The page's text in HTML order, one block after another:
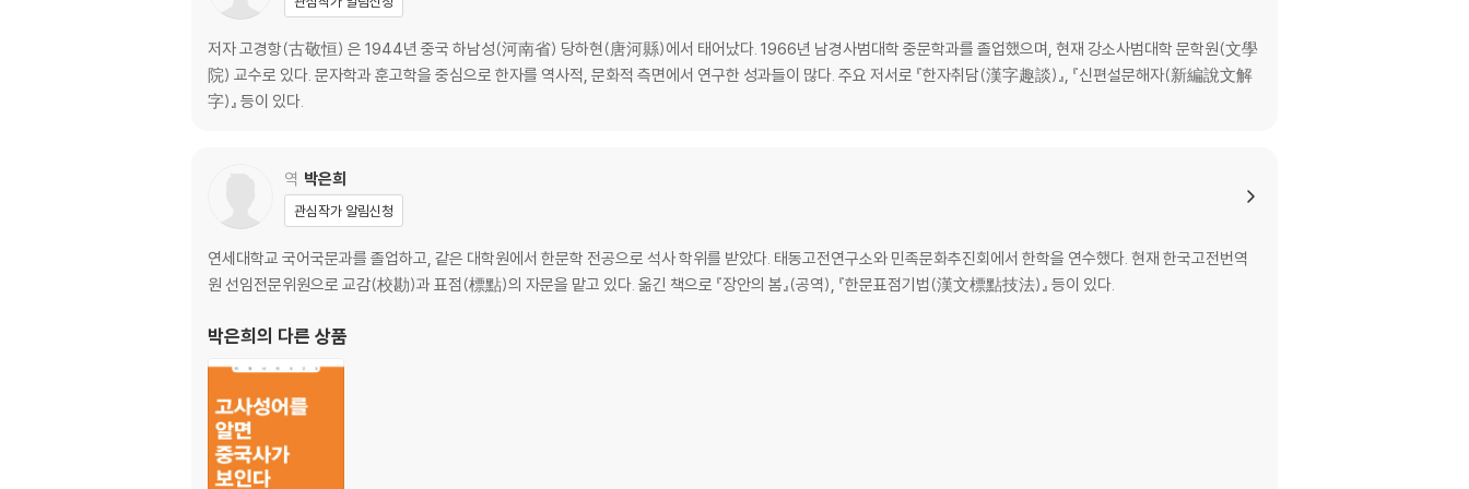
제4장 목적어와 한문 표점
제1절 목적어의 구성 성분
제2절 이중목적어
제3절 목적어의 도치
제5장 보어와 한문 표점
제1절 보어의 구성 성분
제2절 단구 연습
제6장 한문에 표점부호를 어떻게 찍을 것인가
제2절 점부호의 용법
제7장 문장성분의 생략과 한문 표점
제1절 문장성분 생략 상황
저자 고경항(古敬恒) 은 1944년 중국 하남성(河南省) 당하현(唐河縣)에서 태어났다. 1966년 남경사범대학 중문학과를 졸업했으며, 현재 강소사범대학 문학원(文學
院) 교수로 있다. 문자학과 훈고학을 중심으로 한자를 역사적, 문화적 측면에서 연구한 성과들이 많다. 주요 저서로 『한자취담(漢字趣談)』, 『신편설문해자(新編說文解
字)』 등이 있다.
역 박은희
관심작가 알림신청
연세대학교 국어국문과를 졸업하고, 같은 대학원에서 한문학 전공으로 석사 학위를 받았다. 태동고전연구소와 민족문화추진회에서 한학을 연수했다. 현재 한국고전번역
원 선임전문위원으로 교감(校勘)과 표점(標點)의 자문을 맡고 있다. 옮긴 책으로 『장안의 봄』(공역), 『한문표점기법(漢文標點技法)』 등이 있다.
박은희의 다른 상품